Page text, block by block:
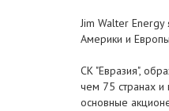
Jim Walter
Америки и
СК "Евразия",
чем 75 странах и
основные